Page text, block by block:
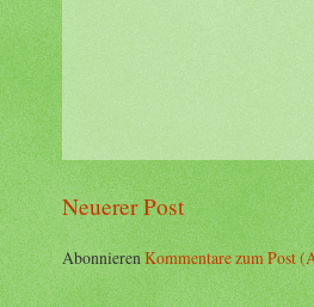
Neuerer Post
AbonnierenKommentare zum Post